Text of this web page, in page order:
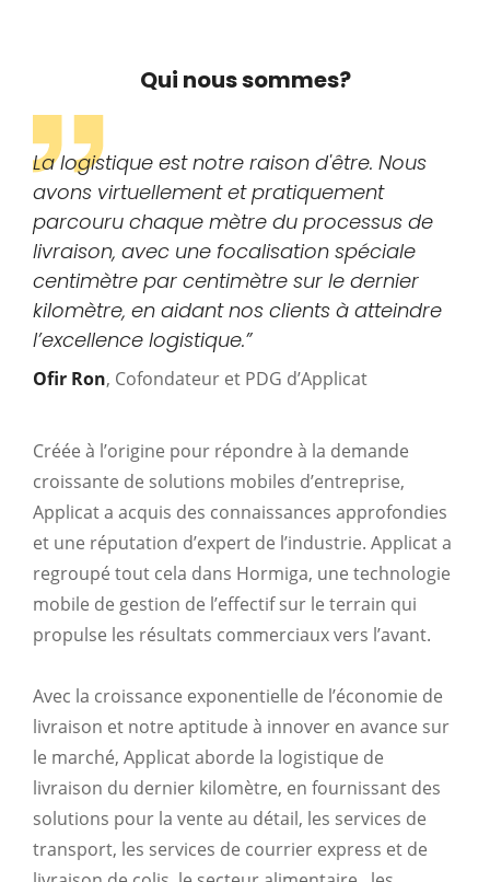
Qui nous sommes?
La logistique est notre raison d'être. Nous
avons virtuellement et pratiquement
parcouru chaque mètre du processus de
livraison, avec une focalisation spéciale
centimètre par centimètre sur le dernier
kilomètre, en aidant nos clients à atteindre
l’excellence logistique.”
Ofir Ron, Cofondateur et PDG d’Applicat
Créée à l’origine pour répondre à la demande
croissante de solutions mobiles d’entreprise,
Applicat a acquis des connaissances approfondies
et une réputation d’expert de l’industrie. Applicat a
regroupé tout cela dans Hormiga, une technologie
mobile de gestion de l’effectif sur le terrain qui
propulse les résultats commerciaux vers l’avant.
Avec la croissance exponentielle de l’économie de
livraison et notre aptitude à innover en avance sur
le marché, Applicat aborde la logistique de
livraison du dernier kilomètre, en fournissant des
solutions pour la vente au détail, les services de
transport, les services de courrier express et de